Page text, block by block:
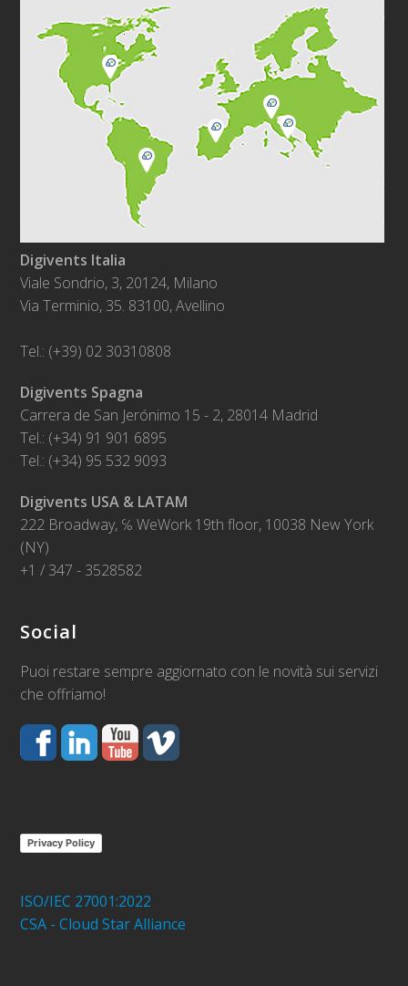
Digivents Italia
Viale Sondrio, 3, 20124, Milano
Via Terminio, 35. 83100, Avellino
Tel.: (+39) 02 30310808
Digivents Spagna
Carrera de San Jerónimo 15 - 2, 28014 Madrid
Tel.: (+34) 91 901 6895
Tel.: (+34) 95 532 9093
Digivents USA & LATAM
222 Broadway, ℅ WeWork 19th floor, 10038 New York
(NY)
+1 / 347 - 3528582
Social
Puoi restare sempre aggiornato con le novità sui servizi
che offriamo!
Privacy Policy
ISO/IEC 27001:2022
CSA - Cloud Star Alliance